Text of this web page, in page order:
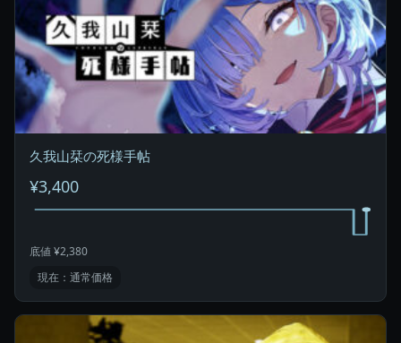
久我山栞の死様手帖
¥3,400
底値 ¥2,380
現在：通常価格